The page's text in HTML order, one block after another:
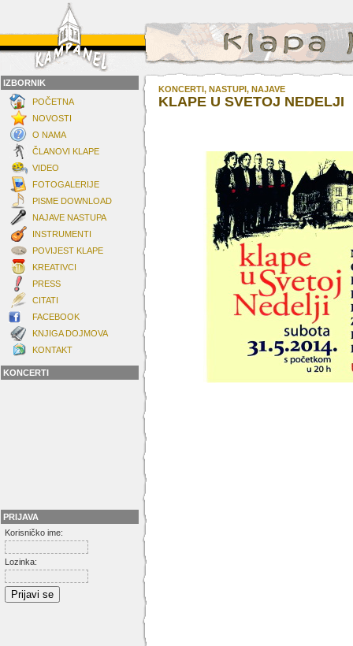
IZBORNIK
POČETNA
NOVOSTI
O NAMA
ČLANOVI KLAPE
VIDEO
FOTOGALERIJE
PISME DOWNLOAD
NAJAVE NASTUPA
INSTRUMENTI
POVIJEST KLAPE
KREATIVCI
PRESS
CITATI
FACEBOOK
KNJIGA DOJMOVA
KONTAKT
KONCERTI
PRIJAVA
Korisničko ime:
Lozinka:
KONCERTI, NASTUPI, NAJAVE
KLAPE U SVETOJ NEDELJI